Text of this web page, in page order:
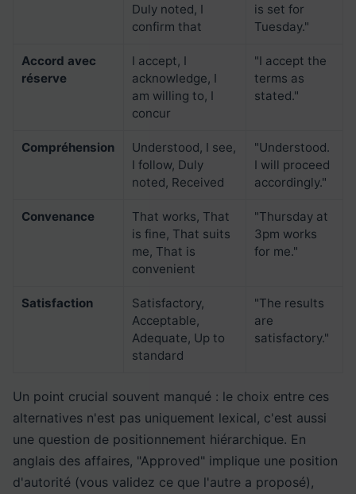
Duly noted, I
confirm that
is set for
Tuesday."
Accord avec
réserve
I accept, I
acknowledge, I
am willing to, I
concur
"I accept the
terms as
stated."
Compréhension
Understood, I see,
I follow, Duly
noted, Received
"Understood.
I will proceed
accordingly."
Convenance
That works, That
is fine, That suits
me, That is
convenient
"Thursday at
3pm works
for me."
Satisfaction
Satisfactory,
Acceptable,
Adequate, Up to
standard
"The results
are
satisfactory."
Un point crucial souvent manqué : le choix entre ces
alternatives n'est pas uniquement lexical, c'est aussi
une question de positionnement hiérarchique. En
anglais des affaires, "Approved" implique une position
d'autorité (vous validez ce que l'autre a proposé),